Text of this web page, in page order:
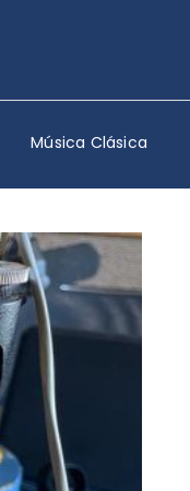
Música Clásica